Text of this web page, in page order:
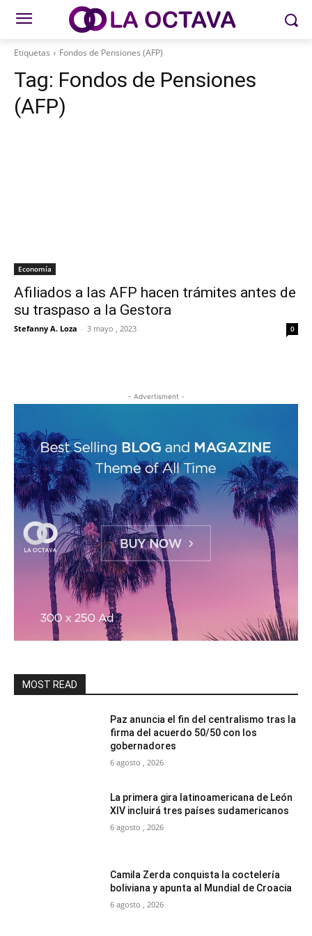
Etiquetas Fondos de Pensiones (AFP)
Tag: Fondos de Pensiones
(AFP)
Economía
Afiliados a las AFP hacen trámites antes de
su traspaso a la Gestora
Stefanny A. Loza - 3 mayo , 2023 0
- Advertisment -
MOST READ
Paz anuncia el fin del centralismo tras la
firma del acuerdo 50/50 con los
gobernadores
6 agosto , 2026
La primera gira latinoamericana de León
XIV incluirá tres países sudamericanos
6 agosto , 2026
Camila Zerda conquista la coctelería
boliviana y apunta al Mundial de Croacia
6 agosto , 2026